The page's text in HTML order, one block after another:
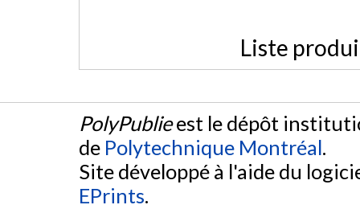
Liste
PolyPublieest le dépôt
de Polytechnique Montréal.
Site développé à l'aide du
EPrints.